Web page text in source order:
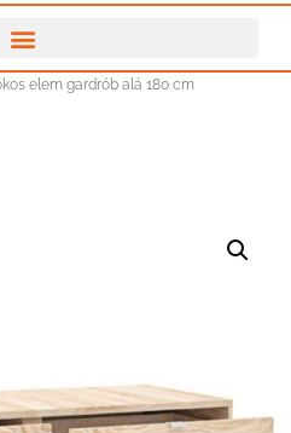
elem gardrób alá 180 cm